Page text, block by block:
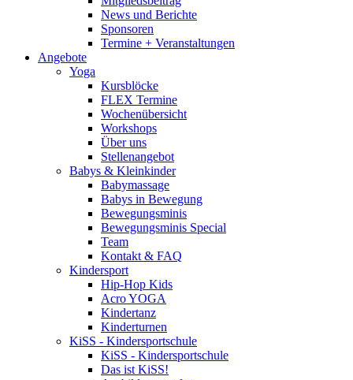
News und Berichte
Sponsoren
Termine + Veranstaltungen
Angebote
Yoga
Kursblöcke
FLEX Termine
Wochenübersicht
Workshops
Über uns
Stellenangebot
Babys & Kleinkinder
Babymassage
Babys in Bewegung
Bewegungsminis
Bewegungsminis Special
Team
Kontakt & FAQ
Kindersport
Hip-Hop Kids
Acro YOGA
Kindertanz
Kinderturnen
KiSS - Kindersportschule
KiSS - Kindersportschule
Das ist KiSS!